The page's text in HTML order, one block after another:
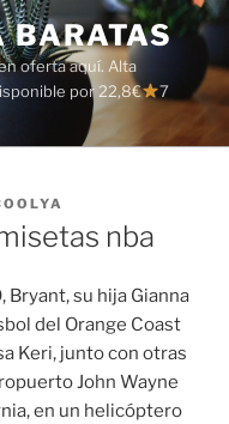
BARATAS
oferta aquí. Alta
por 22,8€
7
nba
Bryant, su hija Gianna
del Orange Coast
Keri, junto con otras
John Wayne
en un helicóptero